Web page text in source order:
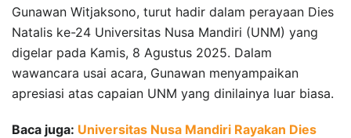
Gunawan Witjaksono, turut hadir dalam perayaan Dies
Natalis ke-24 Universitas Nusa Mandiri (UNM) yang
digelar pada Kamis, 8 Agustus 2025. Dalam
wawancara usai acara, Gunawan menyampaikan
apresiasi atas capaian UNM yang dinilainya luar biasa.
Baca juga: Universitas Nusa Mandiri Rayakan Dies